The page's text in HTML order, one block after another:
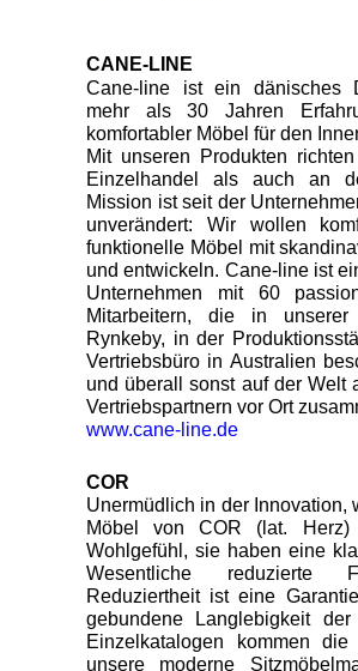
CANE-LINE
Cane-line ist ein dänisches
mehr als 30 Jahren
komfortabler Möbel für den
Mit unseren Produkten
Einzelhandel als auch an
Mission ist seit der
unverändert: Wir wollen
funktionelle Möbel mit
und entwickeln. Cane-line ist
Unternehmen mit 60
Mitarbeitern, die in
Rynkeby, in der
Vertriebsbüro in Australien
und überall sonst auf der Welt
Vertriebspartnern vor Ort
www.cane-line.de
COR
Unermüdlich in der Innovation,
Möbel von COR (lat. Herz)
Wohlgefühl, sie haben eine
Wesentliche reduzierte
Reduziertheit ist eine
gebundene Langlebigkeit
Einzelkatalogen kommen
unsere moderne